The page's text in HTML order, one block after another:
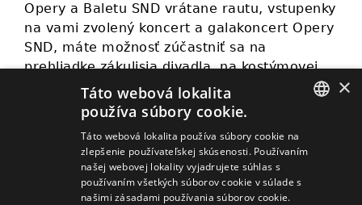
Opery a Baletu SND vrátane rautu, vstupenky
na vami zvolený koncert a galakoncert Opery
SND, máte možnosť zúčastniť sa na
prehliadke zákulisia divadla, na kostýmovej
skúške a verejnej generálke. Zároveň máte
možnosť využiť 3x2 vstupenky na sprievodné
poduajtia SND.
×
Táto webová lokalita
používa súbory cookie.
Táto webová lokalita používa súbory cookie na
zlepšenie používateľskej skúsenosti. Používaním
našej webovej lokality vyjadrujete súhlas s
používaním všetkých súborov cookie v súlade s
našimi zásadami používania súborov cookie.